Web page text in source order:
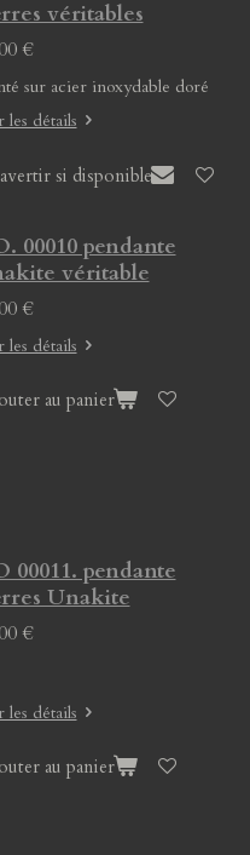
véritables
€
sur acier inoxydable doré
les détails
si disponible
00010 pendante
véritable
€
les détails
au panier
00011. pendante
Unakite
€
les détails
au panier